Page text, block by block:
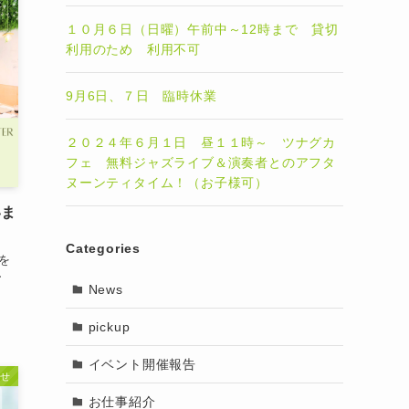
１０月６日（日曜）午前中～12時まで 貸切
利用のため 利用不可
9月6日、７日 臨時休業
２０２４年６月１日 昼１１時～ ツナグカ
フェ 無料ジャズライブ＆演奏者とのアフタ
ヌーンティタイム！（お子様可）
Categories
News
pickup
イベント開催報告
お仕事紹介